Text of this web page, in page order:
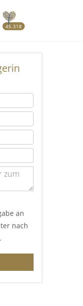
45.318
an
nach